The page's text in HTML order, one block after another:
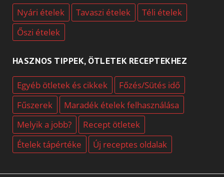
Nyári ételek Tavaszi ételek
Téli ételek
Őszi ételek
HASZNOS TIPPEK, ÖTLETEK RECEPTEKHEZ
Egyéb ötletek és cikkek
Főzés/Sütés idő
Fűszerek
Maradék ételek felhasználása
Melyik a jobb?
Recept ötletek
Ételek tápértéke
Új receptes oldalak